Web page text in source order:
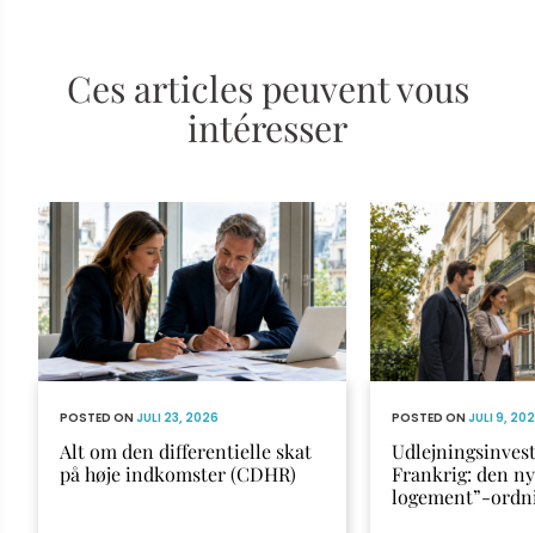
Ces articles peuvent vous
intéresser
POSTED ONJULI 23, 2026
Alt om den differentielle skat
på høje indkomster (CDHR)
POSTED ONJULI 9,
Frankrig: den
logement”-